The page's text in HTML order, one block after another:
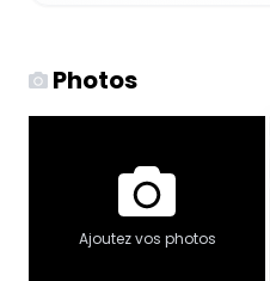
Photos
Ajoutez vos photos